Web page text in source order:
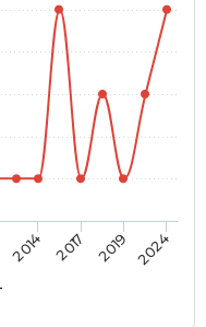
2014 2017 2019 2024